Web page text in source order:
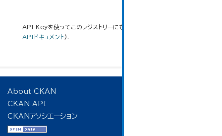
API Keyを使ってこのレジストリーにもアクセス可能です
APIドキュメント).
About CKAN
CKAN API
CKANアソシエーション